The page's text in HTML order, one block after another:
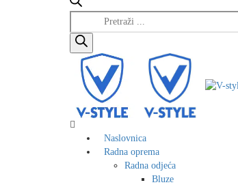
Products
search
Naslovnica
Radna oprema
Radna odjeća
Bluze